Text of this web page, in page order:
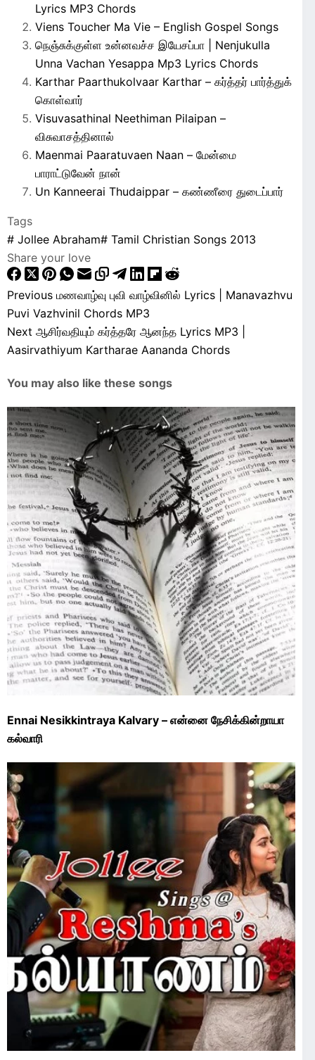
Lyrics MP3 Chords
Viens Toucher Ma Vie – English Gospel Songs
நெஞ்சுக்குள்ள உன்னவச்ச இயேசப்பா | Nenjukulla
Unna Vachan Yesappa Mp3 Lyrics Chords
Karthar Paarthukolvaar Karthar – கர்த்தர் பார்த்துக்
கொள்வார்
Visuvasathinal Neethiman Pilaipan –
விசுவாசத்தினால்
Maenmai Paaratuvaen Naan – மேன்மை
பாராட்டுவேன் நான்
Un Kanneerai Thudaippar – கண்ணீரை துடைப்பார்
Tags
# Jollee Abraham# Tamil Christian Songs 2013
Share your love
Previous மணவாழ்வு புவி வாழ்வினில் Lyrics | Manavazhvu
Puvi Vazhvinil Chords MP3
Next ஆசிர்வதியும் கர்த்தரே ஆனந்த Lyrics MP3 |
Aasirvathiyum Kartharae Aananda Chords
You may also like these songs
Ennai Nesikkintraya Kalvary – என்னை நேசிக்கின்றாயா
கல்வாரி